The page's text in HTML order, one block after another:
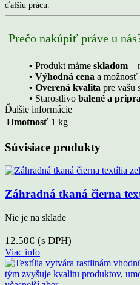
ďalšiu prácu.
Prečo nakúpiť práve u
• Produkt máme skladom –
• Výhodná cena a možnosť
• Overená kvalita pre vašu
• Starostlivo balené a
Ďalšie informácie
Hmotnosť 1 kg
Súvisiace produkty
Záhradná tkaná čierna
Nie je na sklade
12.50€ (s DPH)
Viac info